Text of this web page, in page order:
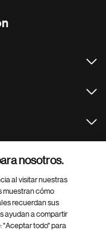
nosotros.
al visitar nuestras
muestran cómo
recuerdan sus
ayudan a compartir
"Aceptar todo" para